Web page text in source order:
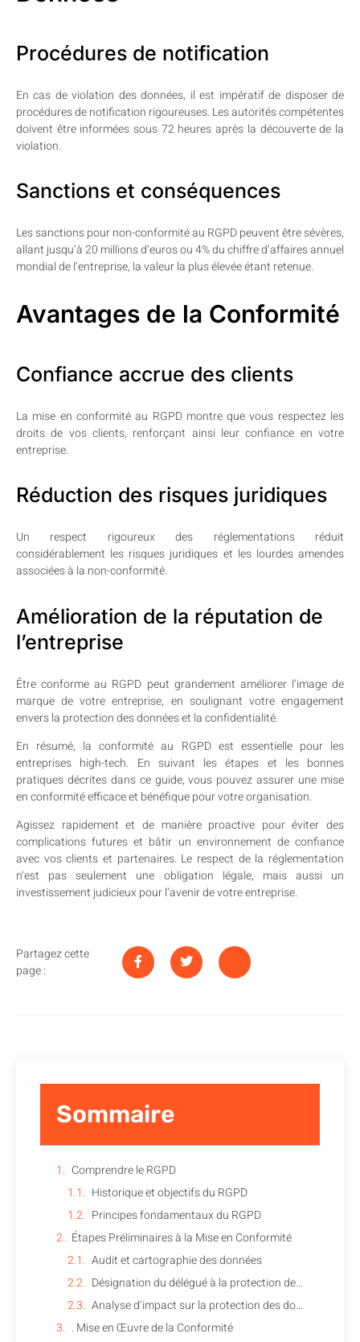
Procédures de notification
En cas de violation des données, il est impératif de disposer de
procédures de notification rigoureuses. Les autorités compétentes
doivent être informées sous 72 heures après la découverte de la
violation.
Sanctions et conséquences
Les sanctions pour non-conformité au RGPD peuvent être sévères,
allant jusqu’à 20 millions d’euros ou 4% du chiffre d’affaires annuel
mondial de l’entreprise, la valeur la plus élevée étant retenue.
Avantages de la Conformité
Confiance accrue des clients
La mise en conformité au RGPD montre que vous respectez les
droits de vos clients, renforçant ainsi leur confiance en votre
entreprise.
Réduction des risques juridiques
Un respect rigoureux des réglementations réduit
considérablement les risques juridiques et les lourdes amendes
associées à la non-conformité.
Amélioration de la réputation de
l’entreprise
Être conforme au RGPD peut grandement améliorer l’image de
marque de votre entreprise, en soulignant votre engagement
envers la protection des données et la confidentialité.
En résumé, la conformité au RGPD est essentielle pour les
entreprises high-tech. En suivant les étapes et les bonnes
pratiques décrites dans ce guide, vous pouvez assurer une mise
en conformité efficace et bénéfique pour votre organisation.
Agissez rapidement et de manière proactive pour éviter des
complications futures et bâtir un environnement de confiance
avec vos clients et partenaires. Le respect de la réglementation
n’est pas seulement une obligation légale, mais aussi un
investissement judicieux pour l’avenir de votre entreprise.
Partagez cette
page :
Sommaire
Comprendre le RGPD
Historique et objectifs du RGPD
Principes fondamentaux du RGPD
Étapes Préliminaires à la Mise en Conformité
Audit et cartographie des données
Désignation du délégué à la protection des données (DPO)
Analyse d’impact sur la protection des données (AIPD)
. Mise en Œuvre de la Conformité